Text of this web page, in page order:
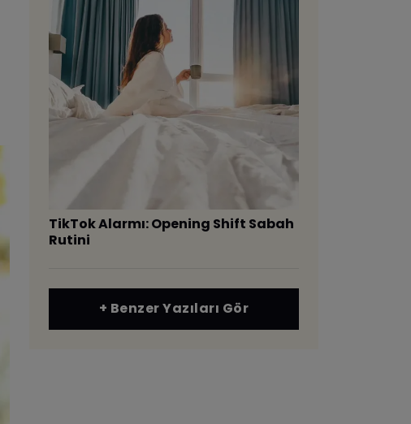
TikTok Alarmı: Opening Shift Sabah
Rutini
+ Benzer Yazıları Gör